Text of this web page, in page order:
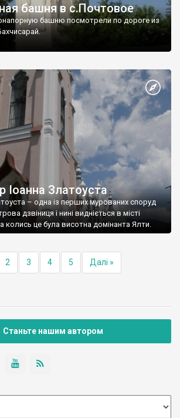
башня в с.Почтовое
башню посмотрели по дороге из
Іоанна Златоуста
– одна із перших мурованих споруд
дзвіниця і нині видніється в місті
колись це була висотна домінанта Ялти.
2 3 4 5 Далі »
Станьте нашим автором